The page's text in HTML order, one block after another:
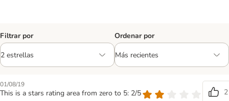
Filtrar por Ordenar por
01/08/19
This is a stars rating area from zero to 5: 2/5
2